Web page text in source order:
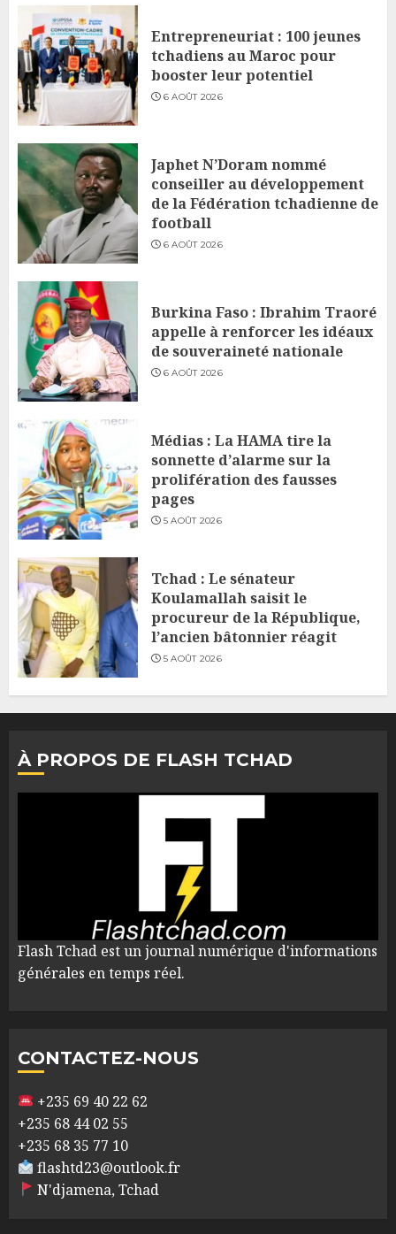
Entrepreneuriat : 100 jeunes
tchadiens au Maroc pour
booster leur potentiel
6 AOÛT 2026
Japhet N’Doram nommé
conseiller au développement
de la Fédération tchadienne de
football
6 AOÛT 2026
Burkina Faso : Ibrahim Traoré
appelle à renforcer les idéaux
de souveraineté nationale
6 AOÛT 2026
Médias : La HAMA tire la
sonnette d’alarme sur la
prolifération des fausses
pages
5 AOÛT 2026
Tchad : Le sénateur
Koulamallah saisit le
procureur de la République,
l’ancien bâtonnier réagit
5 AOÛT 2026
À PROPOS DE FLASH TCHAD
Flash Tchad est un journal numérique d'informations
générales en temps réel.
CONTACTEZ-NOUS
+235 69 40 22 62
+235 68 44 02 55
+235 68 35 77 10
flashtd23@outlook.fr
N'djamena, Tchad